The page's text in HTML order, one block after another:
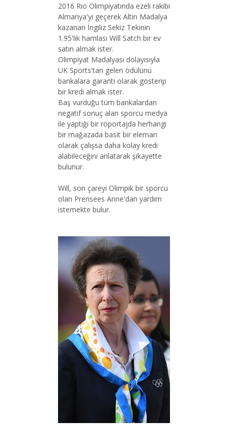
2016 Rio Olimpiyatında ezeli rakibi
Almanya'yı geçerek Altın Madalya
kazanan İngiliz Sekiz Tekinin
1.95'lik hamlası Will Satch bir ev
satın almak ister.
Olimpiyat Madalyası dolayısıyla
UK Sports'tan gelen ödülünü
bankalara garanti olarak gösterip
bir kredi almak ister.
Baş vurduğu tüm bankalardan
negatif sonuç alan sporcu medya
ile yaptığı bir röportajda herhangi
bir mağazada basit bir eleman
olarak çalışsa daha kolay kredi
alabileceğini anlatarak şikayette
bulunur.
Will, son çareyi Olimpik bir sporcu
olan Prensees Anne'dan yardım
istemekte bulur.